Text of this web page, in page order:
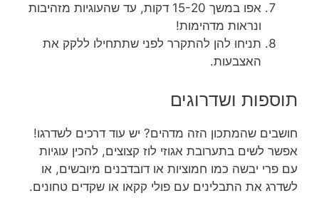
אפו במשך 15-20 דקות, עד שהעוגיות מזהיבות
ונראות מדהימות!
תניחו להן להתקרר לפני שתתחילו ללקק את
האצבעות.
תוספות ושדרוגים
חושבים שהמתכון הזה מדהים? יש עוד דרכים לשדרגו!
אפשר לשים בתערובת אגוזי לוז קצוצים, להכין עוגיות
עם פרי יבשה כמו חמוציות או דובדבנים מיובשים, או
לשדרג את התבלינים עם פולי קקאו או שקדים טחונים.